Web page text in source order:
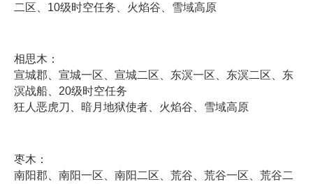
二区、10级时空任务、火焰谷、雪域高原
相思木：
宣城郡、宣城一区、宣城二区、东溟一区、东溟二区、东
溟战船、20级时空任务
狂人恶虎刀、暗月地狱使者、火焰谷、雪域高原
枣木：
南阳郡、南阳一区、南阳二区、荒谷、荒谷一区、荒谷二